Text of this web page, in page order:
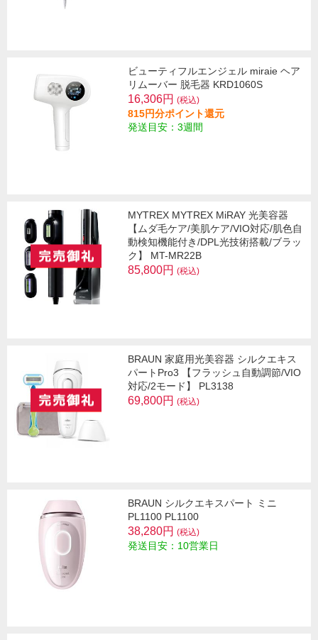
ビューティフルエンジェル miraie ヘア
リムーバー 脱毛器 KRD1060S
16,306円 (税込)
815円分ポイント還元
発送目安：3週間
MYTREX MYTREX MiRAY 光美容器
【ムダ毛ケア/美肌ケア/VIO対応/肌色自
動検知機能付き/DPL光技術搭載/ブラッ
ク】 MT-MR22B
85,800円 (税込)
BRAUN 家庭用光美容器 シルクエキス
パートPro3 【フラッシュ自動調節/VIO
対応/2モード】 PL3138
69,800円 (税込)
BRAUN シルクエキスパート ミニ
PL1100 PL1100
38,280円 (税込)
発送目安：10営業日